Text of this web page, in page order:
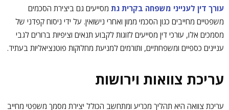
עורך דין לענייני משפחה בקרית גת מסייעים גם ביצירת הסכמים
משפטיים מחייבים כגון הסכמי ממון ואחרי נישואין. על ידי ניסוח קפדני של
מסמכים אלו, עורכי דין מסייעים לזוגות לקבוע תנאים וציפיות ברורים לגבי
עניינים כספיים ומשפחתיים, ותורמים למניעת מחלוקות פוטנציאליות בעתיד.
עריכת צוואות וירושות
עריכת צוואה היא תהליך מכריע ומתחשב הכולל יצירת מסמך משפטי מחייב